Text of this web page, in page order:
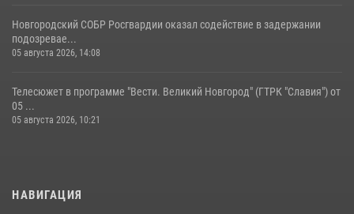
Новгородский СОБР Росгвардии оказал содействие в задержании
подозревае...
05 августа 2026, 14:08
Телесюжет в программе "Вести. Великий Новгород" (ГТРК "Славия") от
05 ...
05 августа 2026, 10:21
НАВИГАЦИЯ